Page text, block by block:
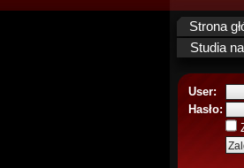
Strona
Studia
User:
Hasło: